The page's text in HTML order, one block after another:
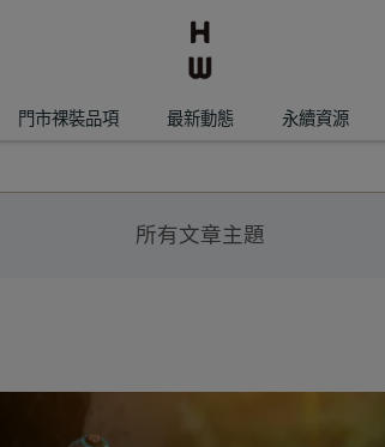
門市祼裝品項 最新動態 永續資源
所有文章主題